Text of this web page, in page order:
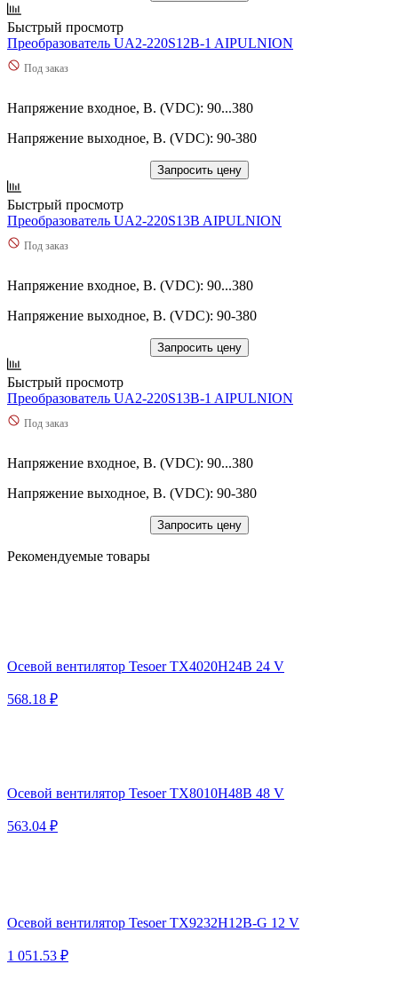
Быстрый просмотр
Преобразователь UA2-220S12B-1 AIPULNION
Под заказ
Напряжение входное, В. (VDC): 90...380
Напряжение выходное, В. (VDC): 90-380
Запросить цену
Быстрый просмотр
Преобразователь UA2-220S13B AIPULNION
Под заказ
Напряжение входное, В. (VDC): 90...380
Напряжение выходное, В. (VDC): 90-380
Запросить цену
Быстрый просмотр
Преобразователь UA2-220S13B-1 AIPULNION
Под заказ
Напряжение входное, В. (VDC): 90...380
Напряжение выходное, В. (VDC): 90-380
Запросить цену
Рекомендуемые товары
Осевой вентилятор Tesoer TX4020H24B 24 V
568.18 ₽
Осевой вентилятор Tesoer TX8010H48B 48 V
563.04 ₽
Осевой вентилятор Tesoer TX9232H12B-G 12 V
1 051.53 ₽